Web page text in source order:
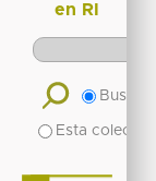
en RI
Buscar
Esta